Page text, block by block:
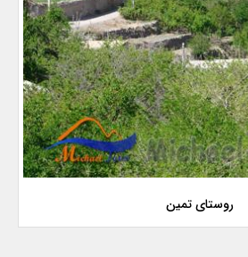
روستای تمین